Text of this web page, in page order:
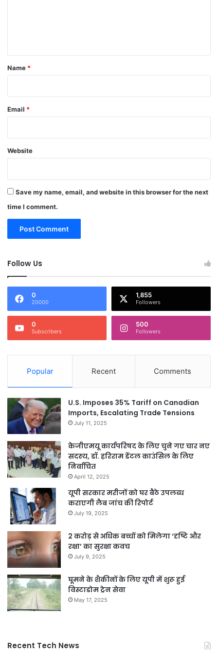
*
Name *
Email *
Website
Save my name, email, and website in this browser for the next
time I comment.
Follow Us
0
20000
1,855
Followers
0
Subscribers
500
Followers
Popular Recent Comments
U.S. Imposes 35% Tariff on Canadian
Imports, Escalating Trade Tensions
July 11, 2025
केजीएमयू कार्यपरिषद के लिए चुने गए चार नए
सदस्‍य, डॉ. हरिराम डेंटल काउंसिल के लिए
निर्वाचित
April 12, 2025
यूपी सरकार मरीजों को घर बैठे उपलब्ध
कराएगी लैब जांच की रिपोर्ट
July 19, 2025
2 करोड़ से अधिक बच्चों को मिलेगा ‘दृष्टि और
रक्षा’ का सुरक्षा कवच
July 9, 2025
घूमने के शैकीनों के लिए यूपी में शुरू हुई
विस्टाडोम ट्रेन सेवा
May 17, 2025
Recent Tech News